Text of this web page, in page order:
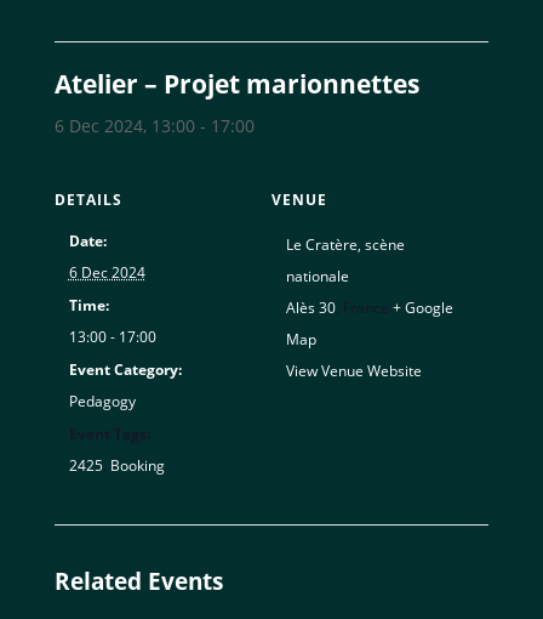
Atelier – Projet marionnettes
6 Dec 2024, 13:00- 17:00
DETAILS
Date:
6 Dec 2024
Time:
13:00 - 17:00
Event Category:
Pedagogy
2425, Booking
VENUE
Le Cratère, scène
nationale
Alès 30
+ Google
Map
View Venue Website
Related Events